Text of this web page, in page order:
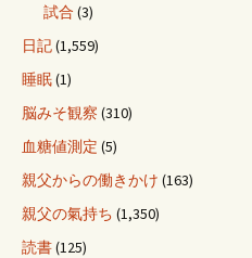
試合 (3)
日記(1,559)
睡眠(1)
脳みそ観察 (310)
血糖値測定 (5)
親父からの働きかけ (163)
親父の氣持ち (1,350)
読書(125)